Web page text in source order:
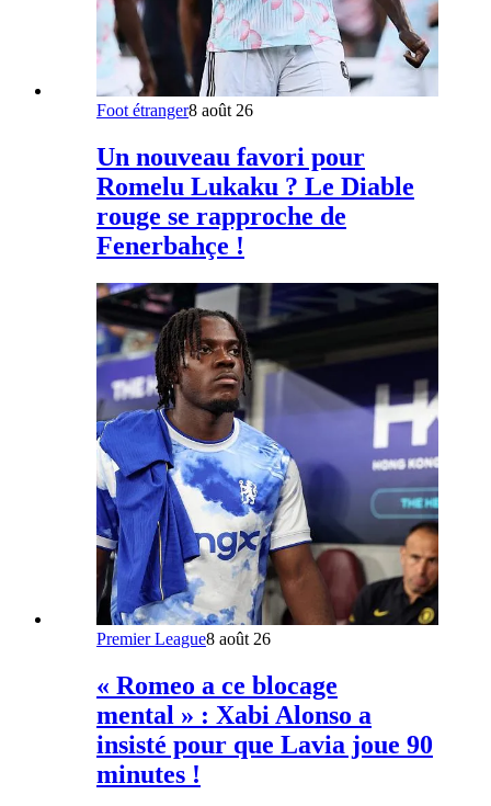
Foot étranger8 août 26
Un nouveau favori pour
Romelu Lukaku ? Le Diable
rouge se rapproche de
Fenerbahçe !
Premier League8 août 26
« Romeo a ce blocage
mental » : Xabi Alonso a
insisté pour que Lavia joue 90
minutes !